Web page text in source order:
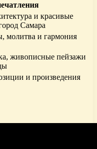
и красивые
Самара
молитва и гармония
живописные пейзажи
и произведения